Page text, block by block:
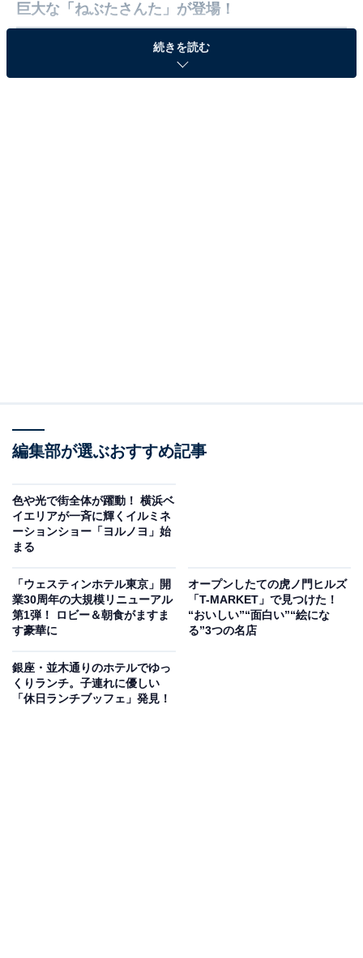
巨大な「ねぶたさんた」が登場！
東京駅直結の「東京ミッドタウン八重洲」では、初のク
リスマスイベント「MIDTOWN YAESU CHRISTMAS
土地柄にちなんで、装飾・イルミネーションのコンセプ
トはジャパンクラフト。1Fガレリアには、青森のねぶた
んた」が登場しました。
1作品をねぶた師1人が中心となって作り上げるのが一般
的なねぶたですが、今回は2人の職人が制作に参加し、
イラストレーターの絵をベースに形にするという、前例
のない試みとなりました。
ねぶたでは欠かせない黒い墨をあえて使わず、クレヨン
のようなやわらかいタッチで線画を描くなど、かわいら
続きを読む
編集部が選ぶおすすめ記事
色や光で街全体が躍動！ 横浜ベ
イエリアが一斉に輝くイルミネ
ーションショー「ヨルノヨ」始
まる
「ウェスティンホテル東京」開
業30周年の大規模リニューアル
第1弾！ ロビー＆朝食がますま
す豪華に
オープンしたての虎ノ門ヒルズ
「T-MARKET」で見つけた！
“おいしい”“面白い”“絵にな
る”3つの名店
銀座・並木通りのホテルでゆっ
くりランチ。子連れに優しい
「休日ランチブッフェ」発見！